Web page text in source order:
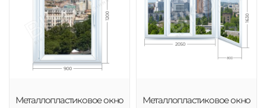
Металлопластиковое окно
Металлопластиковое окно